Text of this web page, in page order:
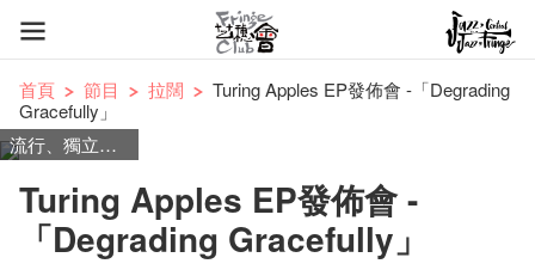
首頁 節目 拉闊
Turing Apples EP發佈會 -「Degrading
Gracefully」
流行、獨立搖滾
Turing Apples EP發佈會 -
「Degrading Gracefully」